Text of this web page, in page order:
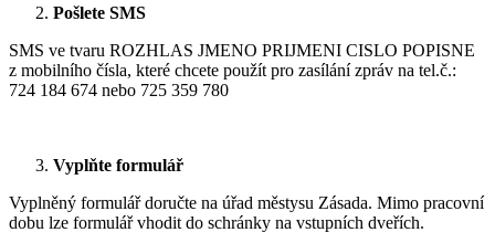
Pošlete SMS
SMS ve tvaru ROZHLAS JMENO PRIJMENI CISLO POPISNE
z mobilního čísla, které chcete použít pro zasílání zpráv na tel.č.:
724 184 674 nebo 725 359 780
Vyplňte formulář
Vyplněný formulář doručte na úřad městysu Zásada. Mimo pracovní
dobu lze formulář vhodit do schránky na vstupních dveřích.